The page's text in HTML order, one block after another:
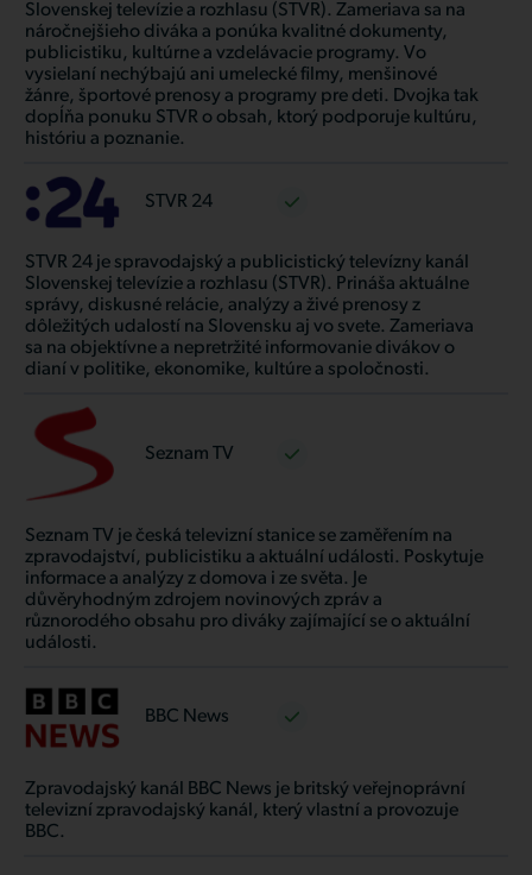
Slovenskej televízie a rozhlasu (STVR). Zameriava sa na
náročnejšieho diváka a ponúka kvalitné dokumenty,
publicistiku, kultúrne a vzdelávacie programy. Vo
vysielaní nechýbajú ani umelecké filmy, menšinové
žánre, športové prenosy a programy pre deti. Dvojka tak
dopĺňa ponuku STVR o obsah, ktorý podporuje kultúru,
históriu a poznanie.
STVR 24
STVR 24 je spravodajský a publicistický televízny kanál
Slovenskej televízie a rozhlasu (STVR). Prináša aktuálne
správy, diskusné relácie, analýzy a živé prenosy z
dôležitých udalostí na Slovensku aj vo svete. Zameriava
sa na objektívne a nepretržité informovanie divákov o
dianí v politike, ekonomike, kultúre a spoločnosti.
Seznam TV
Seznam TV je česká televizní stanice se zaměřením na
zpravodajství, publicistiku a aktuální události. Poskytuje
informace a analýzy z domova i ze světa. Je
důvěryhodným zdrojem novinových zpráv a
různorodého obsahu pro diváky zajímající se o aktuální
události.
BBC News
Zpravodajský kanál BBC News je britský veřejnoprávní
televizní zpravodajský kanál, který vlastní a provozuje
BBC.